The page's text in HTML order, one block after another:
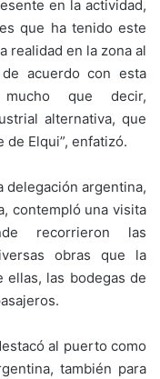
en la actividad,
que ha tenido este
realidad en la zona al
acuerdo con esta
que decir,
alternativa, que
Elqui”, enfatizó.
delegación argentina,
contempló una visita
recorrieron las
obras que la
ellas, las bodegas de
al puerto como
también para